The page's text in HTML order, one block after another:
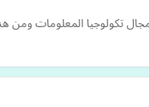
تكولوجيا المعلومات ومن